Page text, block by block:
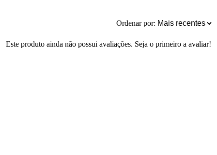
Ordenar por:
Este produto ainda não possui avaliações. Seja o primeiro a avaliar!